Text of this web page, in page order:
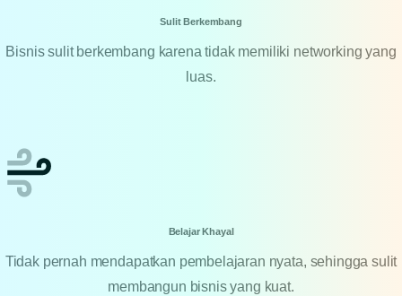
Sulit Berkembang
Bisnis sulit berkembang karena tidak memiliki networking yang
luas.
Belajar Khayal
Tidak pernah mendapatkan pembelajaran nyata, sehingga sulit
membangun bisnis yang kuat.